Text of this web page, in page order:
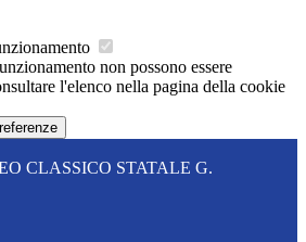
non possono essere
l'elenco nella pagina della cookie
CLASSICO STATALE G.